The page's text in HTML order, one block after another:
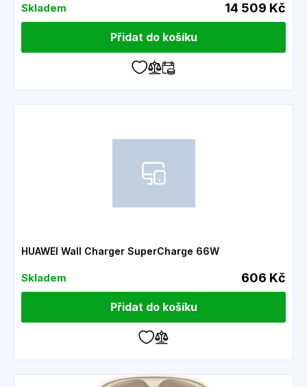
Skladem 14 509 Kč
Přidat do košíku
HUAWEI Wall Charger SuperCharge 66W
Skladem 606 Kč
Přidat do košíku